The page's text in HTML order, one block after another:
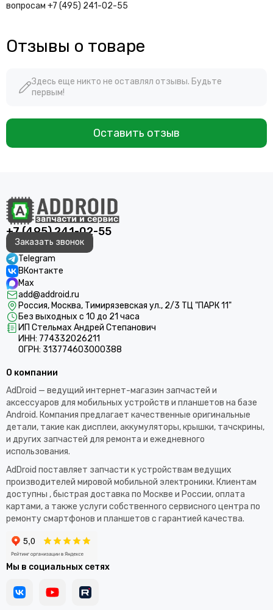
вопросам +7 (495) 241-02-55
Отзывы о товаре
Здесь еще никто не оставлял отзывы. Будьте
первым!
Оставить отзыв
+7 (495) 241-02-55
Заказать звонок
Telegram
ВКонтакте
Max
add@addroid.ru
Россия, Москва, Тимирязевская ул., 2/3 ТЦ "ПАРК 11"
Без выходных с 10 до 21 часа
ИП Стельмах Андрей Степанович
ИНН: 774332026211
ОГРН: 313774603000388
О компании
AdDroid — ведущий интернет-магазин запчастей и
аксессуаров для мобильных устройств и планшетов на базе
Android. Компания предлагает качественные оригинальные
детали, такие как дисплеи, аккумуляторы, крышки, тачскрины,
и других запчастей для ремонта и ежедневного
использования.​
AdDroid поставляет запчасти к устройствам ведущих
производителей мировой мобильной электроники. Клиентам
доступны , быстрая доставка по Москве и России, оплата
картами, а также услуги собственного сервисного центра по
ремонту смартфонов и планшетов с гарантией качества.
Мы в социальных сетях